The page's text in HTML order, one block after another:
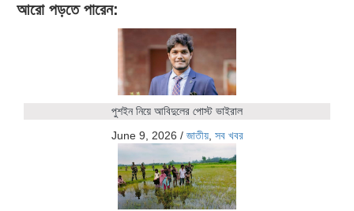
আরো পড়তে পারেন:
পুশইন নিয়ে আবিদুলের পোস্ট ভাইরাল
June 9, 2026 / জাতীয়, সব খবর